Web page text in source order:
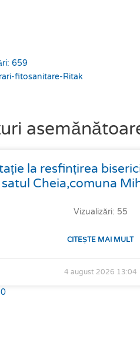
659
fitosanitare-Ritak
la resfințirea
satul Cheia,comuna
Vizualizări: 55
CITEȘTE MAI MULT
4 august 2026 13:04